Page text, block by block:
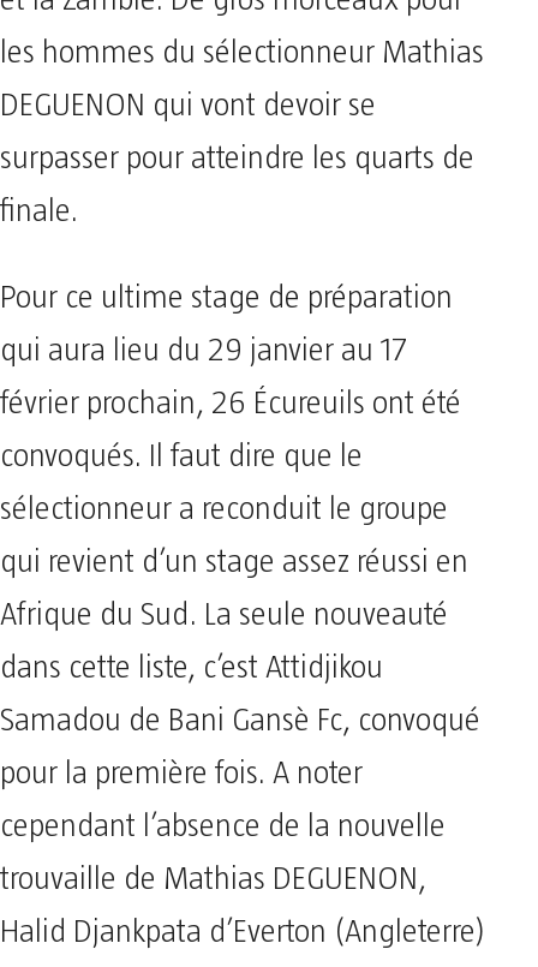
les hommes du sélectionneur Mathias
DEGUENON qui vont devoir se
surpasser pour atteindre les quarts de
finale.
Pour ce ultime stage de préparation
qui aura lieu du 29 janvier au 17
février prochain, 26 Écureuils ont été
convoqués. Il faut dire que le
sélectionneur a reconduit le groupe
qui revient d’un stage assez réussi en
Afrique du Sud. La seule nouveauté
dans cette liste, c’est Attidjikou
Samadou de Bani Gansè Fc, convoqué
pour la première fois. A noter
cependant l’absence de la nouvelle
trouvaille de Mathias DEGUENON,
Halid Djankpata d’Everton (Angleterre)